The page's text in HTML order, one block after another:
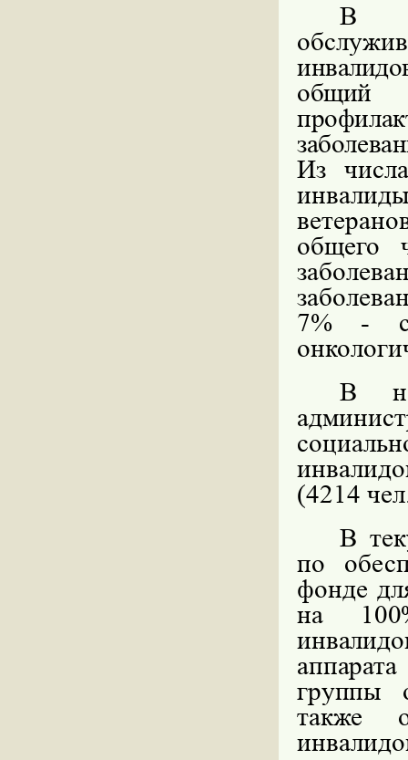
В
общий
Из
общего
7% - с
В
(4214
В
по
фонде
на
группы
также